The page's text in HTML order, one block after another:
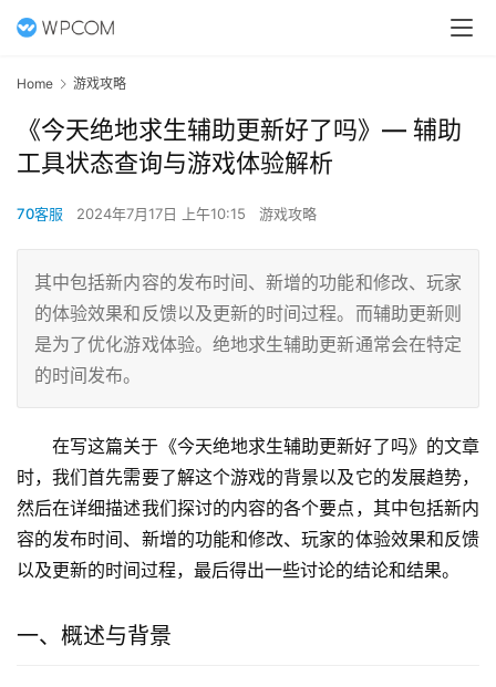
Home 游戏攻略
《今天绝地求生辅助更新好了吗》— 辅助
工具状态查询与游戏体验解析
70客服 2024年7月17日 上午10:15 游戏攻略
其中包括新内容的发布时间、新增的功能和修改、玩家
的体验效果和反馈以及更新的时间过程。而辅助更新则
是为了优化游戏体验。绝地求生辅助更新通常会在特定
的时间发布。
在写这篇关于《今天绝地求生辅助更新好了吗》的文章
时，我们首先需要了解这个游戏的背景以及它的发展趋势，
然后在详细描述我们探讨的内容的各个要点，其中包括新内
容的发布时间、新增的功能和修改、玩家的体验效果和反馈
以及更新的时间过程，最后得出一些讨论的结论和结果。
一、概述与背景